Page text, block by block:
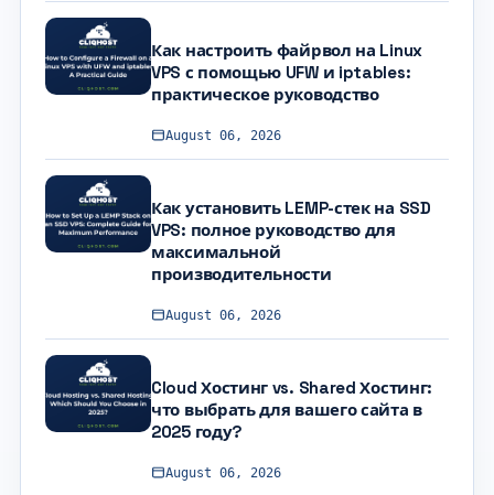
Как настроить файрвол на Linux
VPS с помощью UFW и iptables:
практическое руководство
August 06, 2026
Как установить LEMP-стек на SSD
VPS: полное руководство для
максимальной
производительности
August 06, 2026
Cloud Хостинг vs. Shared Хостинг:
что выбрать для вашего сайта в
2025 году?
August 06, 2026